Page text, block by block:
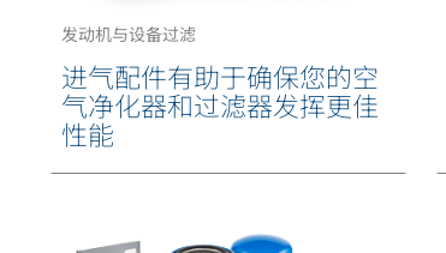
发动机与设备过滤
进气配件有助于确保您的空
气净化器和过滤器发挥更佳
性能